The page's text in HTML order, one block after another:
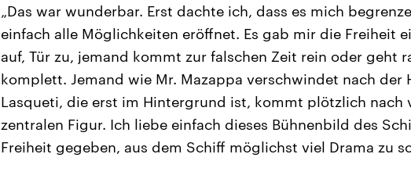
„Das war wunderbar. Erst dachte ich, dass es mich
einfach alle Möglichkeiten eröffnet. Es gab mir die Freiheit
auf, Tür zu, jemand kommt zur falschen Zeit rein oder geht
komplett. Jemand wie Mr. Mazappa verschwindet nach der
Lasqueti, die erst im Hintergrund ist, kommt plötzlich nach
zentralen Figur. Ich liebe einfach dieses Bühnenbild des
Freiheit gegeben, aus dem Schiff möglichst viel Drama zu